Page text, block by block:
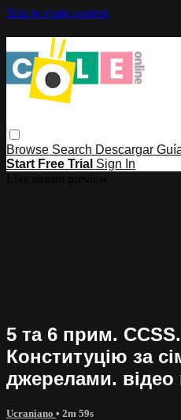
Skip to main content
Browse Search Descargar
Start Free Trial Sign In
5 та 6 прим.
Конституцію за
джерелами. відео
Ucraniano • 2m 59s